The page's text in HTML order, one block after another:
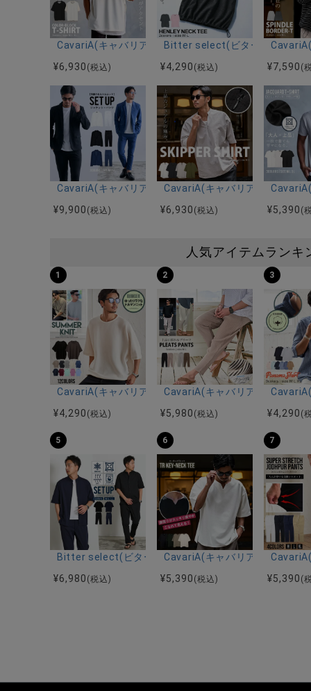
CavariA(キャバリア)メッシュレイヤード半袖Tシャツ/
¥6,930 (税込)
Bitter select(ビターセレクト)
¥4,290 (税込)
¥7,590 (
CavariA(キャバリア)セットアップ/全3色
¥9,900 (税込)
CavariA(キャバリア)スタンド
¥6,930 (税込)
¥5,390 (
人気アイテムランキ
1
CavariA(キャバリア)12Gミラノリブクルーネックド
¥4,290 (税込)
2
CavariA(キャバリア)プリーツ
¥5,980 (税込)
3
¥4,290 (
5
Bitter select(ビターセレクト)接触冷感スーパースト
¥6,980 (税込)
6
CavariA(キャバリア)キーネッ
¥5,390 (税込)
7
¥5,390 (